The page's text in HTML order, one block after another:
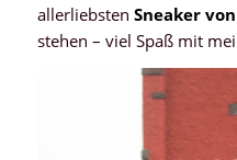
allerliebsten Sneaker
stehen – viel Spaß mit